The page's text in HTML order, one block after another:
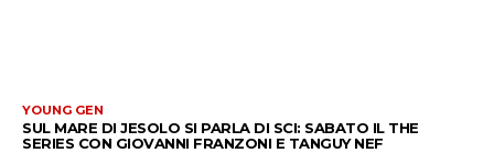
YOUNG GEN
SUL MARE DI JESOLO SI PARLA DI SCI: SABATO IL THE
SERIES CON GIOVANNI FRANZONI E TANGUY NEF